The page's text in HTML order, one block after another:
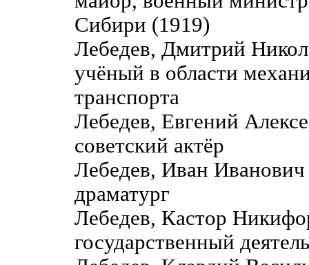
Сибири (1919)
Лебедев, Дмитрий
учёный в области
транспорта
Лебедев, Евгений
советский актёр
Лебедев, Иван
драматург
Лебедев, Кастор
государственный